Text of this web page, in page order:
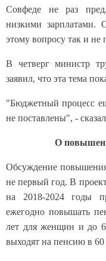
Совфеде не раз
низкими зарплатами.
этому вопросу так и не
В четверг министр
заявил, что эта тема
"Бюджетный процесс
не поставлены", -
О
Обсуждение повышения
не первый год. В
на 2018-2024 годы
ежегодно повышать
лет для женщин и до
выходят на пенсию в